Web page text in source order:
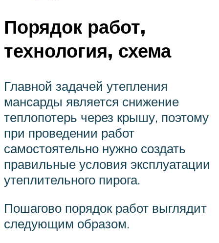
Порядок работ,
технология, схема
Главной задачей утепления
мансарды является снижение
теплопотерь через крышу, поэтому
при проведении работ
самостоятельно нужно создать
правильные условия эксплуатации
утеплительного пирога.
Пошагово порядок работ выглядит
следующим образом.